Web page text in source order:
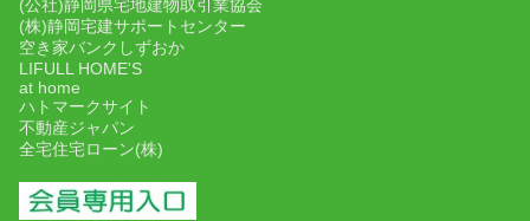
(公社)静岡県宅地建物取引業協会
(株)静岡宅建サポートセンター
空き家バンクしずおか
LIFULL HOME'S
at home
ハトマークサイト
不動産ジャパン
全宅住宅ローン(株)